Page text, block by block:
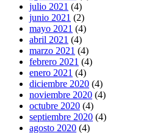
julio 2021 (4)
junio 2021 (2)
mayo 2021 (4)
abril 2021 (4)
marzo 2021 (4)
febrero 2021 (4)
enero 2021 (4)
diciembre 2020 (4)
noviembre 2020 (4)
octubre 2020 (4)
septiembre 2020 (4)
agosto 2020 (4)